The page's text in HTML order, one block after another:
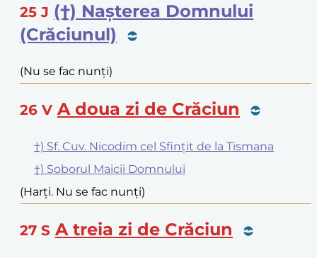
25 J (†) Nașterea Domnului
(Crăciunul)
(Nu se fac nunți)
26 V A doua zi de Crăciun
†) Sf. Cuv. Nicodim cel Sfințit de la Tismana
†) Soborul Maicii Domnului
(Harți. Nu se fac nunți)
27 S A treia zi de Crăciun